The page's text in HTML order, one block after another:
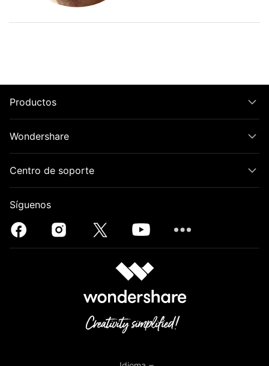
Productos
Wondershare
Centro de soporte
Síguenos